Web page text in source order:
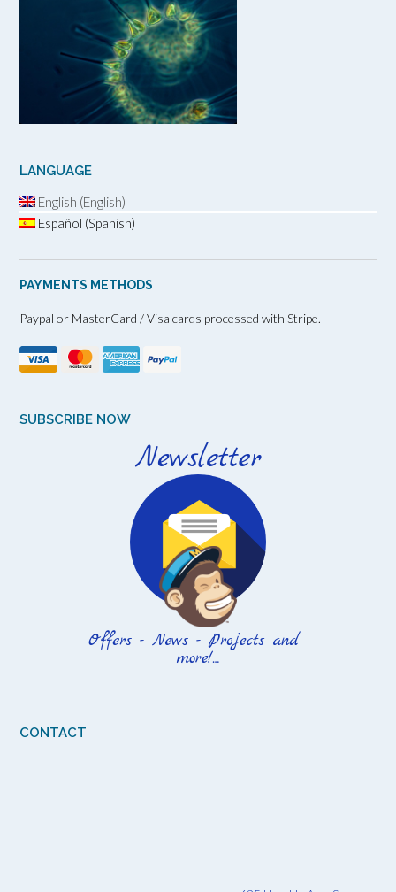
LANGUAGE
English (English)
Español (Spanish)
PAYMENTS METHODS
Paypal or MasterCard / Visa cards processed with Stripe.
SUBSCRIBE NOW
CONTACT